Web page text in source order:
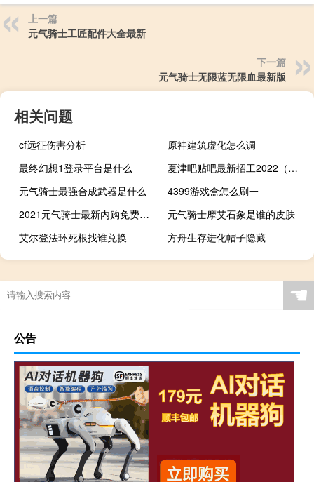
上一篇
元气骑士工匠配件大全最新
下一篇
元气骑士无限蓝无限血最新版
相关问题
cf远征伤害分析
原神建筑虚化怎么调
最终幻想1登录平台是什么
夏津吧贴吧最新招工2022（夏津吧贴吧）
元气骑士最强合成武器是什么
4399游戏盒怎么刷一
2021元气骑士最新内购免费版无邪
元气骑士摩艾石象是谁的皮肤
艾尔登法环死根找谁兑换
方舟生存进化帽子隐藏
☚
公告